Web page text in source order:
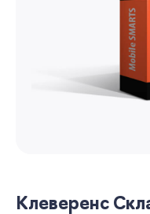
Клеверенс